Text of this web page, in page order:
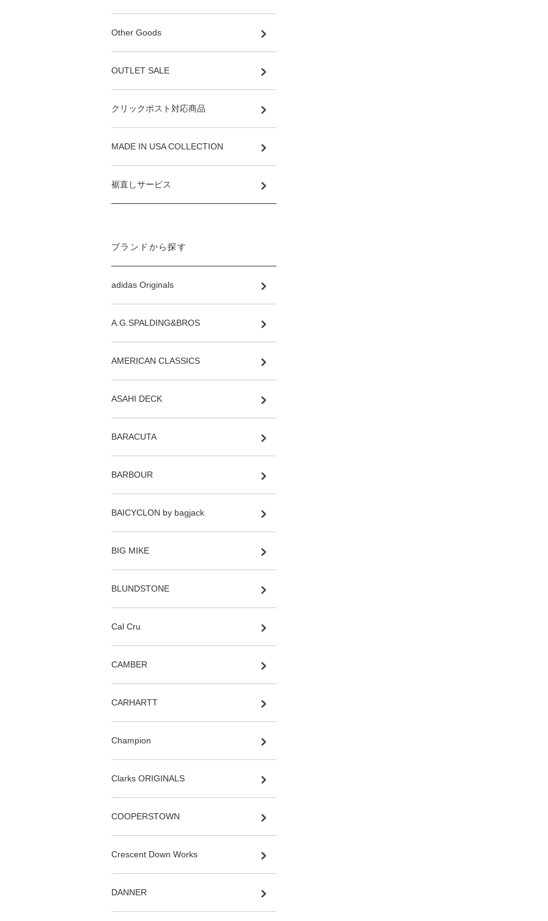
Other Goods
OUTLET SALE
クリックポスト対応商品
MADE IN USA COLLECTION
裾直しサービス
ブランドから探す
adidas Originals
A.G.SPALDING&BROS
AMERICAN CLASSICS
ASAHI DECK
BARACUTA
BARBOUR
BAICYCLON by bagjack
BIG MIKE
BLUNDSTONE
Cal Cru
CAMBER
CARHARTT
Champion
Clarks ORIGINALS
COOPERSTOWN
Crescent Down Works
DANNER